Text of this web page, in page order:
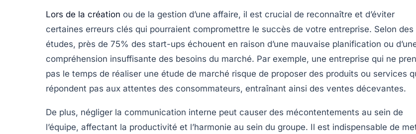
Lors de la création ou de la gestion d’une affaire, il est crucial de reconnaître et d’éviter
certaines erreurs clés qui pourraient compromettre le succès de votre entreprise. Selon des
études, près de 75% des start-ups échouent en raison d’une mauvaise planification ou
compréhension insuffisante des besoins du marché. Par exemple, une entreprise qui ne
pas le temps de réaliser une étude de marché risque de proposer des produits ou services
répondent pas aux attentes des consommateurs, entraînant ainsi des ventes décevantes.
De plus, négliger la communication interne peut causer des mécontentements au sein de
l’équipe, affectant la productivité et l’harmonie au sein du groupe. Il est indispensable de